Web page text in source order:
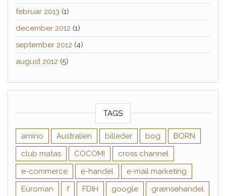
februar 2013 (1)
december 2012 (1)
september 2012 (4)
august 2012 (5)
TAGS
amino Australien billeder bog
BORN
club matas
COCOMI
cross channel
e-commerce
e-handel
e-mail marketing
Euroman
f FDIH google
grænsehandel